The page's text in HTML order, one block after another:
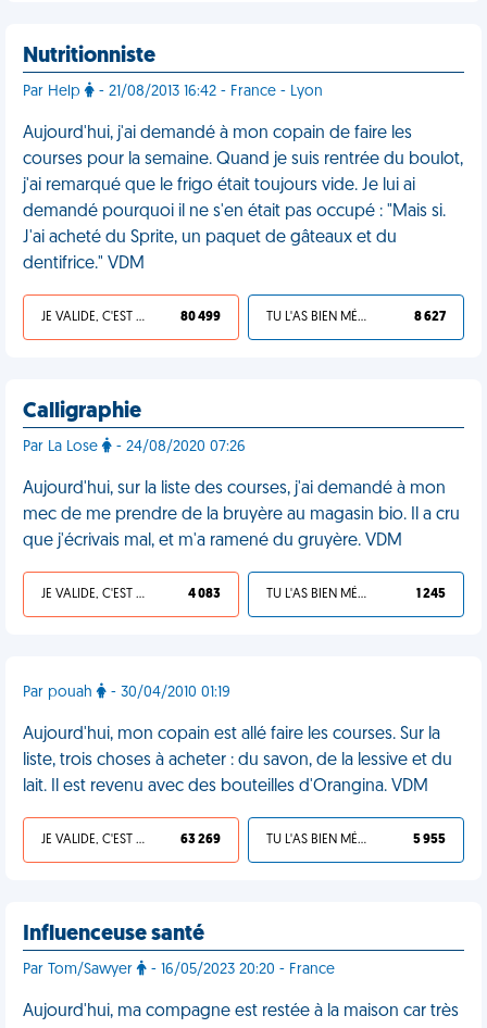
Nutritionniste
Par Help - 21/08/2013 16:42 - France - Lyon
Aujourd'hui, j'ai demandé à mon copain de faire les
courses pour la semaine. Quand je suis rentrée du boulot,
j'ai remarqué que le frigo était toujours vide. Je lui ai
demandé pourquoi il ne s'en était pas occupé : "Mais si.
J'ai acheté du Sprite, un paquet de gâteaux et du
dentifrice." VDM
JE VALIDE, C'EST UNE VDM 80 499 TU L'AS BIEN MÉRITÉ 8 627
Calligraphie
Par La Lose - 24/08/2020 07:26
Aujourd'hui, sur la liste des courses, j'ai demandé à mon
mec de me prendre de la bruyère au magasin bio. Il a cru
que j'écrivais mal, et m'a ramené du gruyère. VDM
JE VALIDE, C'EST UNE VDM 4 083 TU L'AS BIEN MÉRITÉ 1 245
Par pouah - 30/04/2010 01:19
Aujourd'hui, mon copain est allé faire les courses. Sur la
liste, trois choses à acheter : du savon, de la lessive et du
lait. Il est revenu avec des bouteilles d'Orangina. VDM
JE VALIDE, C'EST UNE VDM 63 269 TU L'AS BIEN MÉRITÉ 5 955
Influenceuse santé
Par Tom/Sawyer - 16/05/2023 20:20 - France
Aujourd'hui, ma compagne est restée à la maison car très